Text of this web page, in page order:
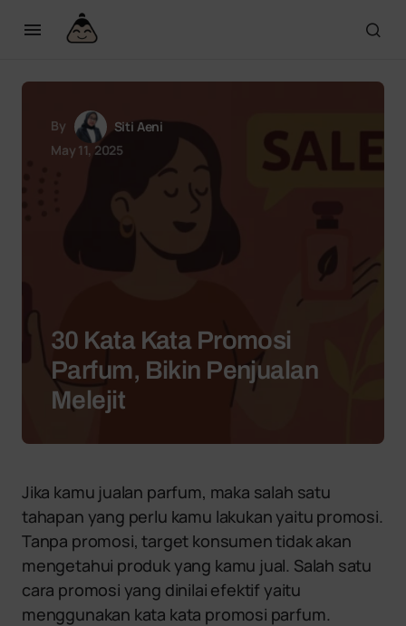
By
Siti Aeni
May 11, 2025
30 Kata Kata Promosi
Parfum, Bikin Penjualan
Melejit
Jika kamu jualan parfum, maka salah satu
tahapan yang perlu kamu lakukan yaitu promosi.
Tanpa promosi, target konsumen tidak akan
mengetahui produk yang kamu jual. Salah satu
cara promosi yang dinilai efektif yaitu
menggunakan kata kata promosi parfum.